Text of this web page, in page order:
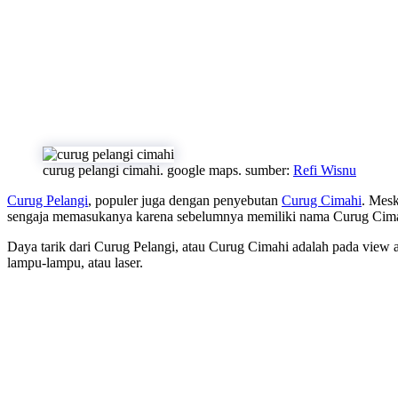
curug pelangi cimahi. google maps. sumber: Refi Wisnu
Curug Pelangi, populer juga dengan penyebutan Curug Cimahi.
sengaja memasukanya karena sebelumnya memiliki nama Curug
Daya tarik dari Curug Pelangi, atau Curug Cimahi adalah pada
lampu-lampu, atau laser.